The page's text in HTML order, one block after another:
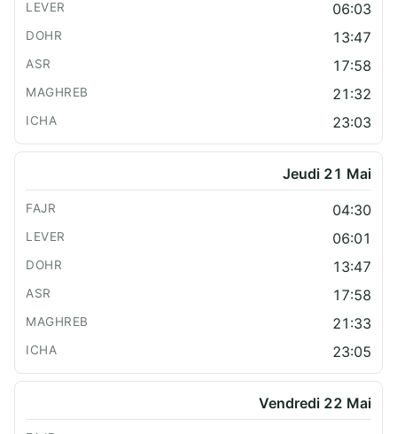
06:03
13:47
17:58
21:32
23:03
Jeudi 21 Mai
04:30
06:01
13:47
17:58
21:33
23:05
Vendredi 22 Mai